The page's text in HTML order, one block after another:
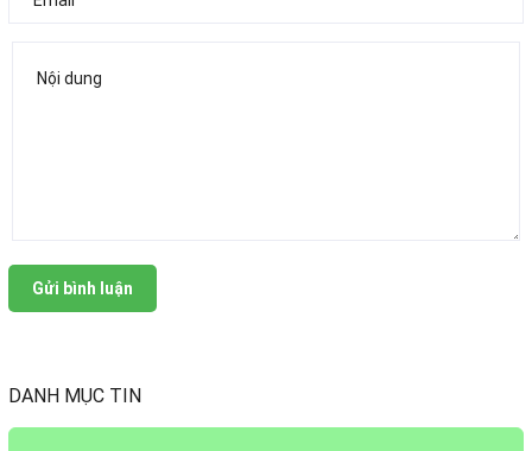
DANH MỤC TIN
Gửi bình luận